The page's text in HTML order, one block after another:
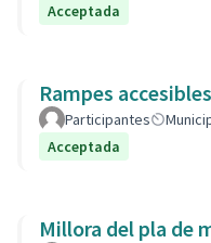
Acceptada
Rampes accesibles
Participantes
Acceptada
Millora del pla de